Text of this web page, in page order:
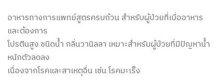
อาหารทางการแพทย์สูตรครบถ้วน สำหรับผู้ป่วยที่เบื่ออาหาร
และต้องการ
โปรตีนสูง ชนิดน้ำ กลิ่นวานิลลา เหมาะสำหรับผู้ป่วยที่มีปัญหาน้ำ
หนักตัวลดลง
เนื่องจากโรคและสาเหตุอื่น เช่น โรคมะเร็ง